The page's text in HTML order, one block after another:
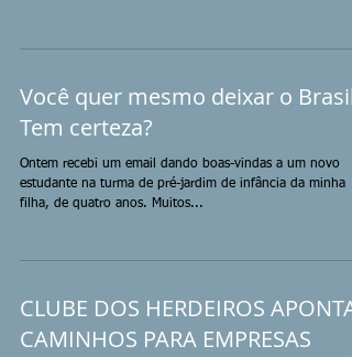
Você quer mesmo deixar o Brasil?
Tem certeza?
Ontem recebi um email dando boas-vindas a um novo
estudante na turma de pré-jardim de infância da minha
filha, de quatro anos. Muitos...
CLUBE DOS HERDEIROS APONTA
CAMINHOS PARA EMPRESAS